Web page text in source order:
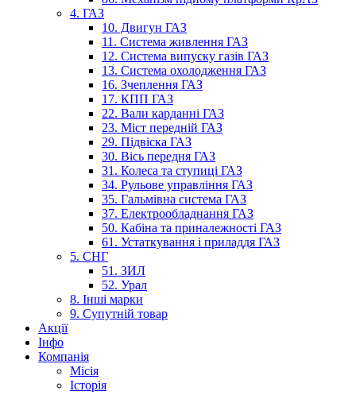
4. ГАЗ
10. Двигун ГАЗ
11. Система живлення ГАЗ
12. Система випуску газів ГАЗ
13. Система охолодження ГАЗ
16. Зчеплення ГАЗ
17. КПП ГАЗ
22. Вали карданні ГАЗ
23. Міст передній ГАЗ
29. Підвіска ГАЗ
30. Вісь передня ГАЗ
31. Колеса та ступиці ГАЗ
34. Рульове управління ГАЗ
35. Гальмівна система ГАЗ
37. Електрообладнання ГАЗ
50. Кабіна та приналежності ГАЗ
61. Устаткування і приладдя ГАЗ
5. СНГ
51. ЗИЛ
52. Урал
8. Інші марки
9. Супутній товар
Акції
Інфо
Компанія
Місія
Історія